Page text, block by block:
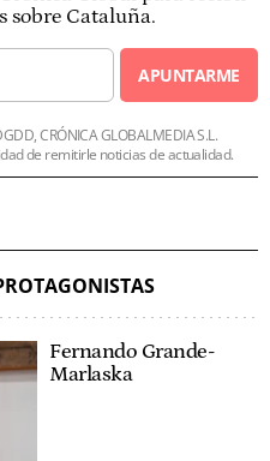
sobre Cataluña.
APUNTARME
CRÓNICA GLOBALMEDIA S.L.
de remitirle noticias de actualidad.
Fernando Grande-
Marlaska